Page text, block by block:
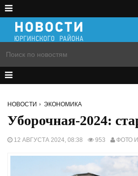
НОВОСТИ ЭКОНОМИКА
Уборочная-2024:
12 АВГУСТА 2024, 08:38 953 ФОТО